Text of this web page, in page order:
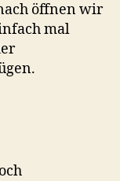
öffnen wir
mal